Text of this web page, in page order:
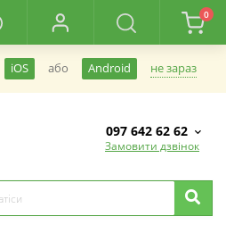
0
iOS або Android не зараз
097 642 62 62
Замовити дзвінок